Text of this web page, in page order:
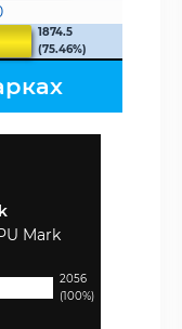
1874.5
(75.46%)
Mark
2056
(100%)